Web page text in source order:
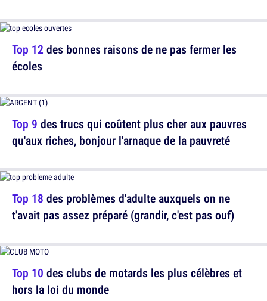
Top 9 des trucs qui coûtent plus cher aux pauvres
qu'aux riches, bonjour l'arnaque de la pauvreté
Top 10 des clubs de motards les plus célèbres et
hors la loi du monde
Top 12 des bonnes raisons de ne pas fermer les
écoles
Top 18 des problèmes d'adulte auxquels on ne
t'avait pas assez préparé (grandir, c'est pas ouf)